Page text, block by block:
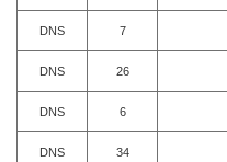
DNS 7
DNS 26
DNS 6
DNS 34